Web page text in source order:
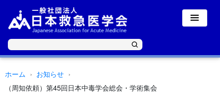
ホーム
お知らせ
（周知依頼）第45回日本中毒学会総会・学術集会